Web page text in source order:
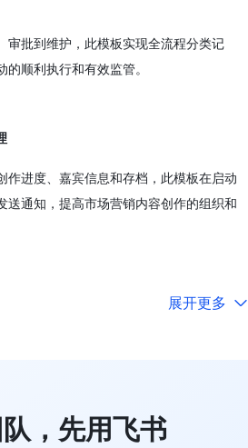
审批到维护，此模板实现全流程分类记
顺利执行和有效监管。
作进度、嘉宾信息和存档，此模板在启动
送通知，提高市场营销内容创作的组织和
展开更多
，先用飞书